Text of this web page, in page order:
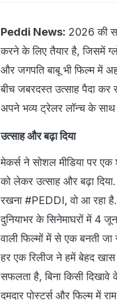
Peddi News: 2026 की
करने के लिए तैयार है, जिसमें
और जगपति बाबू भी फिल्म में
बीच जबरदस्त उत्साह पैदा कर
अपने भव्य ट्रेलर लॉन्च के साथ
उत्साह और बढ़ा दिया
मेकर्स ने सोशल मीडिया पर
को लेकर उत्साह और बढ़ा
रखना #PEDDI, वो आ रहा
दुनियाभर के सिनेमाघरों में 4
वाली फिल्मों में से एक बनती जा
हर एक रिलीज ने हमें बेहद
सफलता है, बिना किसी दिखावे
दमदार पोस्टर्स और फिल्म में